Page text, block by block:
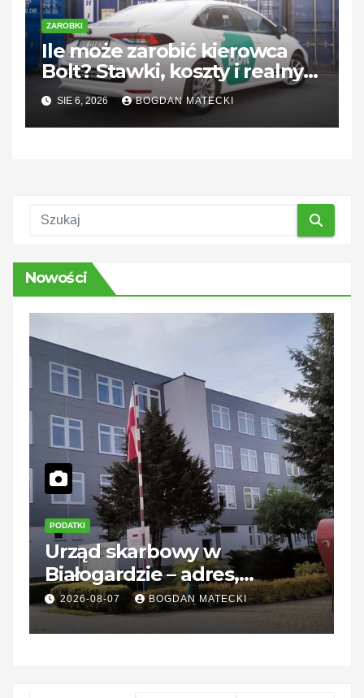
ZAROBKI
Ile może zarobić kierowca
Bolt? Stawki, koszty i realny
dochód
SIE 6, 2026 BOGDAN MATECKI
Nowości
PODATKI
Urząd skarbowy w
Białogardzie – adres,
godziny i kontakt
2026-08-07 BOGDAN MATECKI